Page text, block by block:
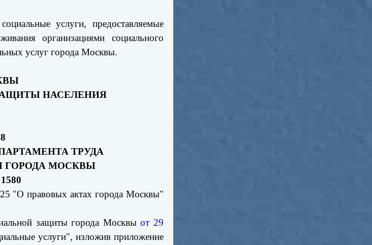
услуги, предоставляемые
организациями социального
услуг города Москвы.
НАСЕЛЕНИЯ
ТРУДА
ГОРОДА МОСКВЫ
"О правовых актах города Москвы"
защиты города Москвыот 29
услуги", изложив приложение